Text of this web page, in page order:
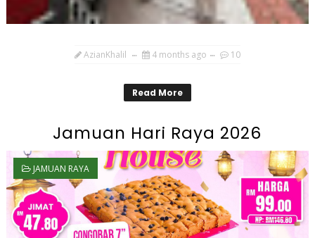
AzianKhalil 4 months ago 10
Read More
Jamuan Hari Raya 2026
JAMUAN RAYA